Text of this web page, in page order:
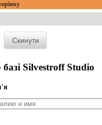
Silvestroff Studio